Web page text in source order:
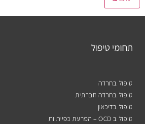
תחומי טיפול
טיפול בחרדה
טיפול בחרדה חברתית
טיפול בדיכאון
טיפול ב OCD – הפרעת כפייתיות